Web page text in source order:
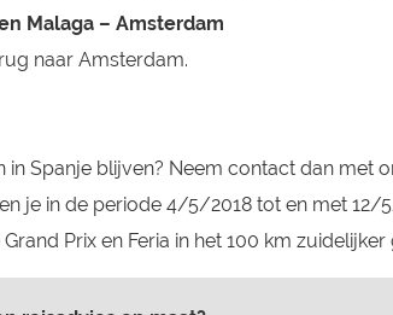
Malaga – Amsterdam
naar Amsterdam.
in Spanje blijven? Neem contact dan met
je in de periode 4/5/2018 tot en met 12/
Prix en Feria in het 100 km